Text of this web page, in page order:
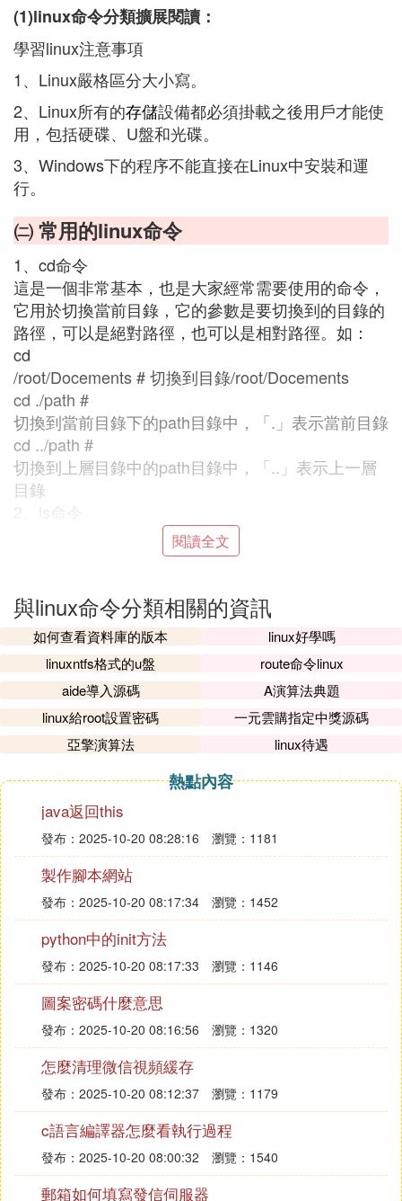
(1)linux命令分類擴展閱讀：
學習linux注意事項
1、Linux嚴格區分大小寫。
2、Linux所有的存儲設備都必須掛載之後用戶才能使
用，包括硬碟、U盤和光碟。
3、Windows下的程序不能直接在Linux中安裝和運
行。
㈡ 常用的linux命令
1、cd命令
這是一個非常基本，也是大家經常需要使用的命令，
它用於切換當前目錄，它的參數是要切換到的目錄的
路徑，可以是絕對路徑，也可以是相對路徑。如：
cd
/root/Docements # 切換到目錄/root/Docements
cd ./path #
切換到當前目錄下的path目錄中，「.」表示當前目錄
cd ../path #
切換到上層目錄中的path目錄中，「..」表示上一層
目錄
2、ls命令
這是一個非常有用的查看文件與目錄的命令，list之
意，它的參數非常多，下面就列出一些我常用的參數
-l
：列出長數據串，包含文件的屬性與許可權數據等
-a
：列出全部的文件，連同隱藏文件（開頭為.的文
件）一起列出來（常用）
-d
：僅列出目錄本身，而不是列出目錄的文件數據
-h
：將文件容量以較易讀的方式（GB，kB等）列出來
：連同子目錄的內容一起列出（遞歸列出），等於該
目錄下的所有文件都會顯示出來
註：這些參數也可以組合使用，下面舉兩個例子：
#以長數據串的形式列出當前目錄下的數據文件和目
ls -lR
#以長數據串的形式列出當前目錄下的所有文件
3、grep命令
該命令常用於分析一行的信息，若當中有我們所需要
的信息，就將該行顯示出來，該命令通常與管道命令
一起使用，用於對一些命令的輸出進行篩選加工等
等，它的簡單語法為
grep [-acinv]
[--color=auto] '查找字元串' filename
它的常用參數如下：
閱讀全文
與linux命令分類相關的資訊
如何查看資料庫的版本
linux好學嗎
linuxntfs格式的u盤
route命令linux
aide導入源碼
A演算法典題
linux給root設置密碼
一元雲購指定中獎源碼
亞擎演算法
linux待遇
熱點內容
java返回this
發布：2025-10-20 08:28:16 瀏覽：1181
製作腳本網站
發布：2025-10-20 08:17:34 瀏覽：1452
python中的init方法
發布：2025-10-20 08:17:33 瀏覽：1146
圖案密碼什麼意思
發布：2025-10-20 08:16:56 瀏覽：1320
怎麼清理微信視頻緩存
發布：2025-10-20 08:12:37 瀏覽：1179
c語言編譯器怎麼看執行過程
發布：2025-10-20 08:00:32 瀏覽：1540
郵箱如何填寫發信伺服器